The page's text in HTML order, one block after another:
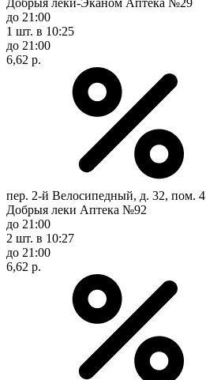
до 21:00
1 шт. в 10:25
до 21:00
6,62 р.
пер. 2-й Велосипедный, д. 32, пом. 4
Добрыя леки Аптека №92
до 21:00
2 шт. в 10:27
до 21:00
6,62 р.